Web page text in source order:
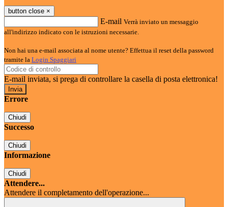
button close ×
E-mail Verrà inviato un messaggio
all'indirizzo indicato con le istruzioni necessarie.
Non hai una e-mail associata al nome utente? Effettua il reset della password
tramite la Login Spaggiari
E-mail inviata, si prega di controllare la casella di posta elettronica!
Errore
Chiudi
Successo
Chiudi
Informazione
Chiudi
Attendere...
Attendere il completamento dell'operazione...